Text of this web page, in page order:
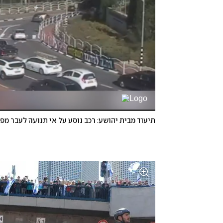
תיעוד מבית יהושע: רכב נוסע על אי תנועה לעבר